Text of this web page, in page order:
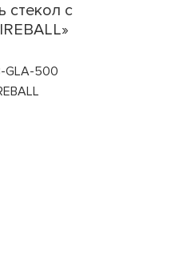
стекол с
GLA-500